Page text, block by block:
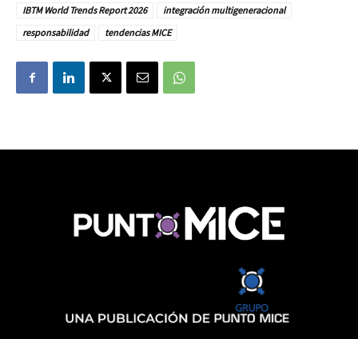
IBTM World Trends Report 2026
integración multigeneracional
responsabilidad
tendencias MICE